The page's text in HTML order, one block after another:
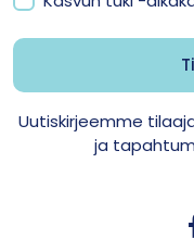
Uutiskirjeemme
ja